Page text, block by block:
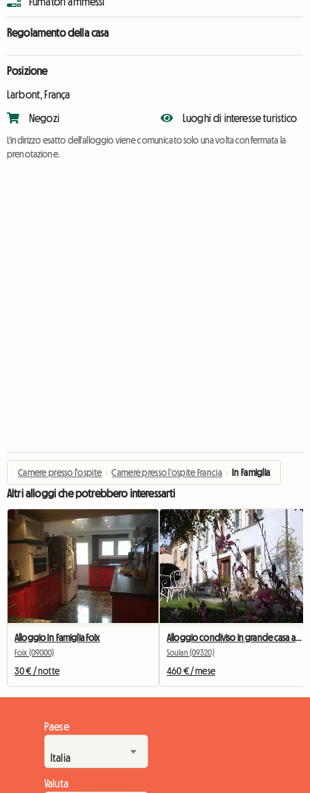
Regolamento della casa
Posizione
Larbont, França
Negozi Luoghi di interesse turistico
L'indirizzo esatto dell'alloggio viene comunicato solo una volta confermata la
prenotazione.
Camere presso l'ospite › Camere presso l'ospite Francia › In Famiglia
Altri alloggi che potrebbero interessarti
Alloggio In Famiglia Foix
Foix (09000)
30 € / notte
Alloggio condiviso in grande casa atipica
Soulan (09320)
460 € / mese
Paese
Valuta